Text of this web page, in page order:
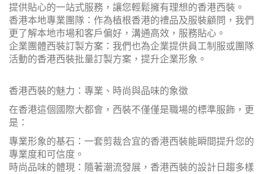
提供貼心的一站式服務，讓您輕鬆擁有理想的香港西裝。
香港本地專業團隊：作為植根香港的禮品及服裝顧問，我們
更了解本地市場和客戶偏好，溝通高效，服務貼心。
企業團體西裝訂製方案：我們也為企業提供員工制服或團隊
活動的香港西裝批量訂製方案，提升企業形象。
香港西裝的魅力：專業、時尚與品味的象徵
在香港這個國際大都會，西裝不僅僅是職場的標準服飾，更
是：
專業形象的基石：一套剪裁合宜的香港西裝能瞬間提升您的
專業度和可信度。
時尚品味的體現：隨著潮流發展，香港西裝的設計日趨多樣